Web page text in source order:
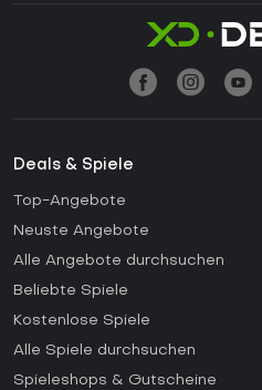
Deals & Spiele
Top-Angebote
Neuste Angebote
Alle Angebote durchsuchen
Beliebte Spiele
Kostenlose Spiele
Alle Spiele durchsuchen
Spieleshops & Gutscheine